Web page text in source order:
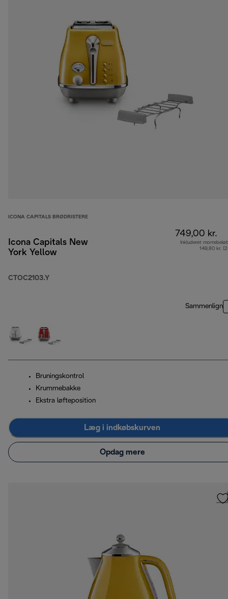
ICONA CAPITALS BRØDRISTERE
Icona Capitals New
York Yellow
CTOC2103.Y
749,00 kr.
Inkluderet
149,80 kr.
Sammenlign
Bruningskontrol
Krummebakke
Ekstra løfteposition
Læg i indkøbskurven
Opdag mere